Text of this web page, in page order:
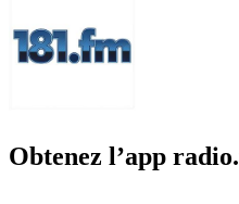
Obtenez l’app